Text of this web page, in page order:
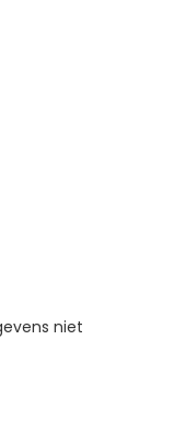
niet